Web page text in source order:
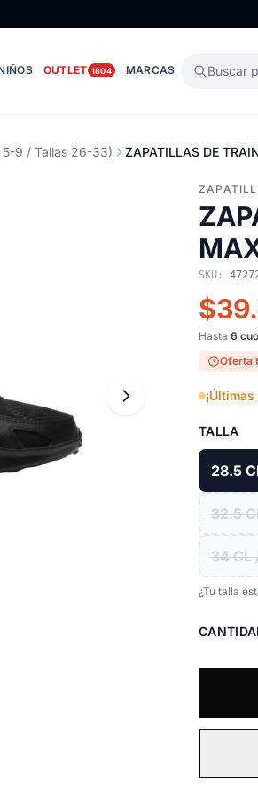
OUTLET 1804 MARCAS Buscar
9 / Tallas 26-33) ZAPATILLAS DE
SKU:
Hasta 6
Oferta
TALLA
28.5
32.5
34 CL
¿Tu talla